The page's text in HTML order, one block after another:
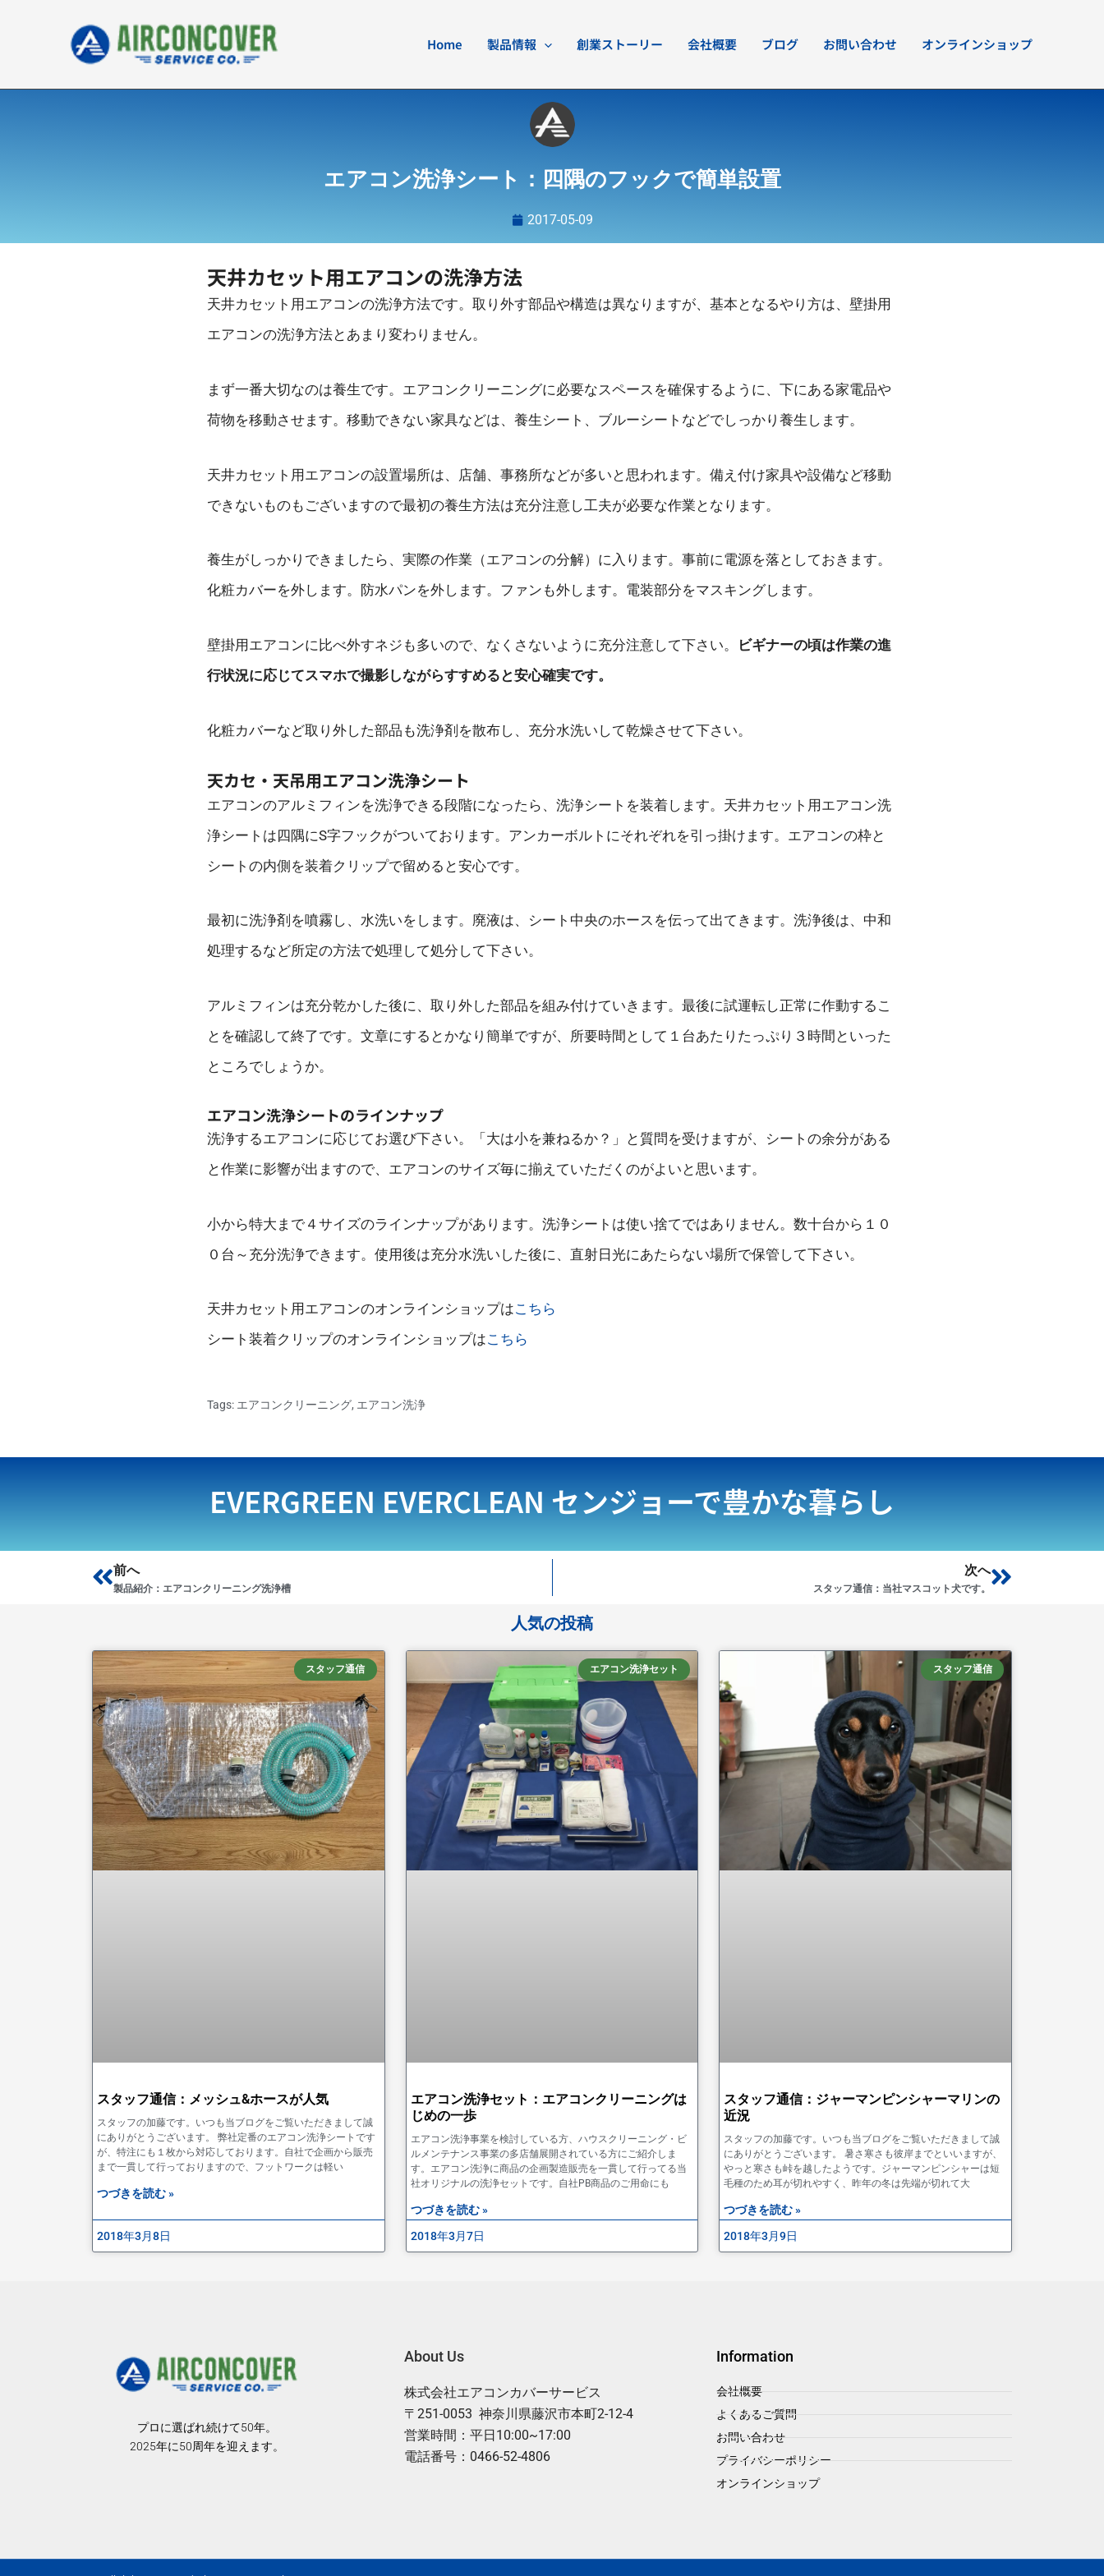
キ
Home 製品情報 創業ストーリー 会社概要 ブログ お問い合わせ オンラインショップ
エアコン洗浄シート：四隅のフックで簡単設置
2017-05-09
天井カセット用エアコンの洗浄方法
天井カセット用エアコンの洗浄方法です。取り外す部品や構造は異なりますが、基本となるやり方は、壁掛用
エアコンの洗浄方法とあまり変わりません。
まず一番大切なのは養生です。エアコンクリーニングに必要なスペースを確保するように、下にある家電品や
荷物を移動させます。移動できない家具などは、養生シート、ブルーシートなどでしっかり養生します。
天井カセット用エアコンの設置場所は、店舗、事務所などが多いと思われます。備え付け家具や設備など移動
できないものもございますので最初の養生方法は充分注意し工夫が必要な作業となります。
養生がしっかりできましたら、実際の作業（エアコンの分解）に入ります。事前に電源を落としておきます。
化粧カバーを外します。防水パンを外します。ファンも外します。電装部分をマスキングします。
壁掛用エアコンに比べ外すネジも多いので、なくさないように充分注意して下さい。
ビギナーの頃は作業の進
行状況に応じてスマホで撮影しながらすすめると安心確実です。
化粧カバーなど取り外した部品も洗浄剤を散布し、充分水洗いして乾燥させて下さい。
天カセ・天吊用エアコン洗浄シート
エアコンのアルミフィンを洗浄できる段階になったら、洗浄シートを装着します。天井カセット用エアコン洗
浄シートは四隅にS字フックがついております。アンカーボルトにそれぞれを引っ掛けます。エアコンの枠と
シートの内側を装着クリップで留めると安心です。
最初に洗浄剤を噴霧し、水洗いをします。廃液は、シート中央のホースを伝って出てきます。洗浄後は、中和
処理するなど所定の方法で処理して処分して下さい。
アルミフィンは充分乾かした後に、取り外した部品を組み付けていきます。最後に試運転し正常に作動するこ
とを確認して終了です。文章にするとかなり簡単ですが、所要時間として１台あたりたっぷり３時間といった
ところでしょうか。
エアコン洗浄シートのラインナップ
洗浄するエアコンに応じてお選び下さい。「大は小を兼ねるか？」と質問を受けますが、シートの余分がある
と作業に影響が出ますので、エアコンのサイズ毎に揃えていただくのがよいと思います。
小から特大まで４サイズのラインナップがあります。洗浄シートは使い捨てではありません。数十台から１０
０台～充分洗浄できます。使用後は充分水洗いした後に、直射日光にあたらない場所で保管して下さい。
天井カセット用エアコンのオンラインショップはこちら
シート装着クリップのオンラインショップはこちら
Tags: エアコンクリーニング, エアコン洗浄
EVERGREEN EVERCLEANセンジョーで豊かな暮らし
Prev
前へ
製品紹介：エアコンクリーニング洗浄槽
次へ
スタッフ通信：当社マスコット犬です。 Next
人気の投稿
スタッフ通信
スタッフ通信：メッシュ&ホースが人気
スタッフの加藤です。いつも当ブログをご覧いただきまして誠
にありがとうございます。 弊社定番のエアコン洗浄シートです
が、特注にも１枚から対応しております。自社で企画から販売
まで一貫して行っておりますので、フットワークは軽い
つづきを読む »
2018年3月8日
エアコン洗浄セット
エアコン洗浄セット：エアコンクリーニングは
じめの一歩
エアコン洗浄事業を検討している方、ハウスクリーニング・ビ
ルメンテナンス事業の多店舗展開されている方にご紹介しま
す。エアコン洗浄に商品の企画製造販売を一貫して行ってる当
社オリジナルの洗浄セットです。自社PB商品のご用命にも
つづきを読む »
2018年3月7日
スタッフ通信
スタッフ通信：ジャーマンピンシャーマリンの
近況
スタッフの加藤です。いつも当ブログをご覧いただきまして誠
にありがとうございます。 暑さ寒さも彼岸までといいますが、
やっと寒さも峠を越したようです。ジャーマンピンシャーは短
毛種のため耳が切れやすく、昨年の冬は先端が切れて大
つづきを読む »
2018年3月9日
プロに選ばれ続けて50年。
2025年に50周年を迎えます。
About Us
株式会社エアコンカバーサービス
〒251-0053 神奈川県藤沢市本町2-12-4
営業時間：平日10:00~17:00
電話番号：0466-52-4806
Information
会社概要
よくあるご質問
お問い合わせ
プライバシーポリシー
オンラインショップ